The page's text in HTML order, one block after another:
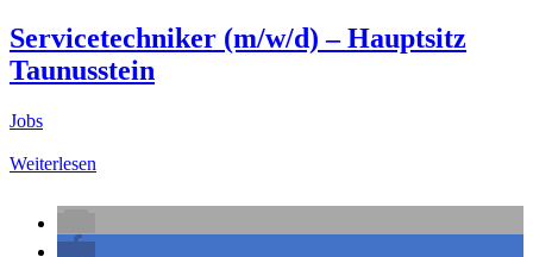
Servicetechniker (m/w/d) – Hauptsitz
Taunusstein
Jobs
Weiterlesen